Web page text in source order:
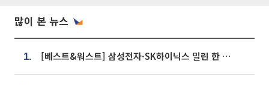
많이 본 뉴스
1. [베스트&워스트] 삼성전자·SK하이닉스 밀린 한 주…상상인증권은 85% 급등